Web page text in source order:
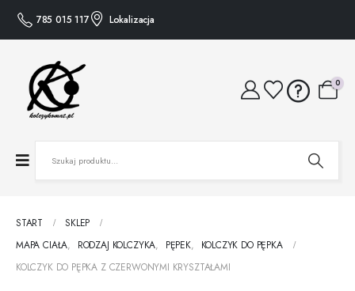
785 015 117 Lokalizacja
0
START
SKLEP
MAPA CIAŁA, RODZAJ KOLCZYKA, PĘPEK,
KOLCZYK DO PĘPKA
KOLCZYK DO PĘPKA Z CZERWONYMI KRYSZTAŁAMI